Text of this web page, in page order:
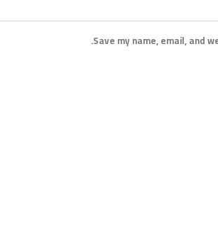
Save my name, email, and